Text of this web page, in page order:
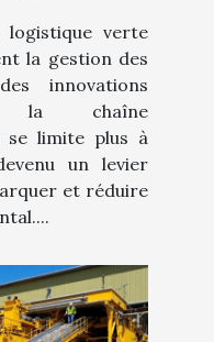
logistique verte
la gestion des
innovations
la chaîne
se limite plus à
un levier
et réduire